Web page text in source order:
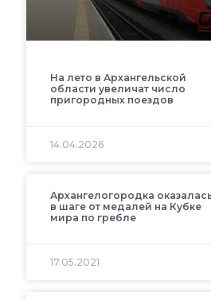
На лето в Архангельской
области увеличат число
пригородных поездов
14.04.2026
Архангелогородка
в шаге от медалей на Кубке
мира по гребле
17.05.2021